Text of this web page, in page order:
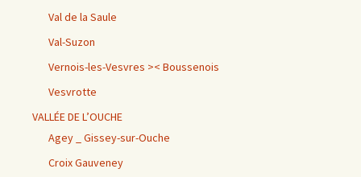
Val de la Saule
Val-Suzon
Vernois-les-Vesvres >< Boussenois
Vesvrotte
VALLÉE DE L’OUCHE
Agey _ Gissey-sur-Ouche
Croix Gauveney